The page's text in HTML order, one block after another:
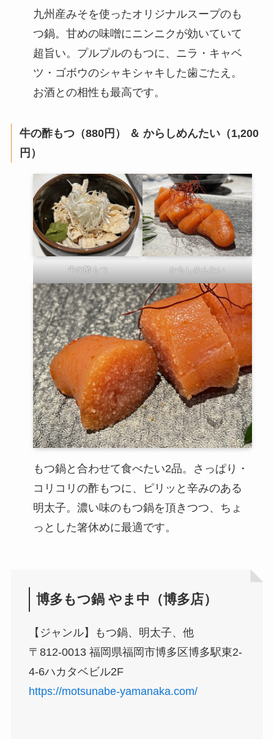
九州産みそを使ったオリジナルスープのも
つ鍋。甘めの味噌にニンニクが効いていて
超旨い。プルプルのもつに、ニラ・キャベ
ツ・ゴボウのシャキシャキした歯ごたえ。
お酒との相性も最高です。
牛の酢もつ（880円） ＆ からしめんたい（1,200
円）
牛の酢もつ からしめんたい
もつ鍋と合わせて食べたい2品。さっぱり・
コリコリの酢もつに、ピリッと辛みのある
明太子。濃い味のもつ鍋を頂きつつ、ちょ
っとした箸休めに最適です。
博多もつ鍋 やま中（博多店）
【ジャンル】もつ鍋、明太子、他
〒812-0013 福岡県福岡市博多区博多駅東2-
4-6ハカタベビル2F
https://motsunabe-yamanaka.com/